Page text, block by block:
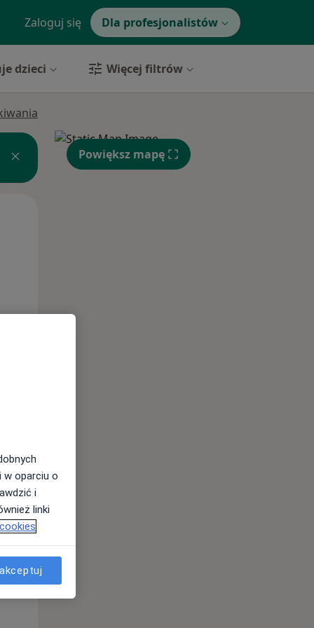
Zaloguj się Dla profesjonalistów
dzieci Więcej filtrów
Wt,
11 Sie
Powiększ mapę
w oparciu o
i
linki